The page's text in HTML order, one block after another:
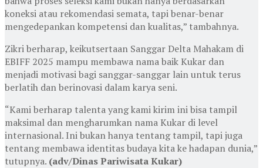
koneksi atau rekomendasi semata, tapi benar-benar
mengedepankan kompetensi dan kualitas,” tambahnya.
Zikri berharap, keikutsertaan Sanggar Delta Mahakam di
EBIFF 2025 mampu membawa nama baik Kukar dan
menjadi motivasi bagi sanggar-sanggar lain untuk terus
berlatih dan berinovasi dalam karya seni.
“Kami berharap talenta yang kami kirim ini bisa tampil
maksimal dan mengharumkan nama Kukar di level
internasional. Ini bukan hanya tentang tampil, tapi juga
tentang membawa identitas budaya kita ke hadapan dunia,”
tutupnya. (adv/Dinas Pariwisata Kukar)